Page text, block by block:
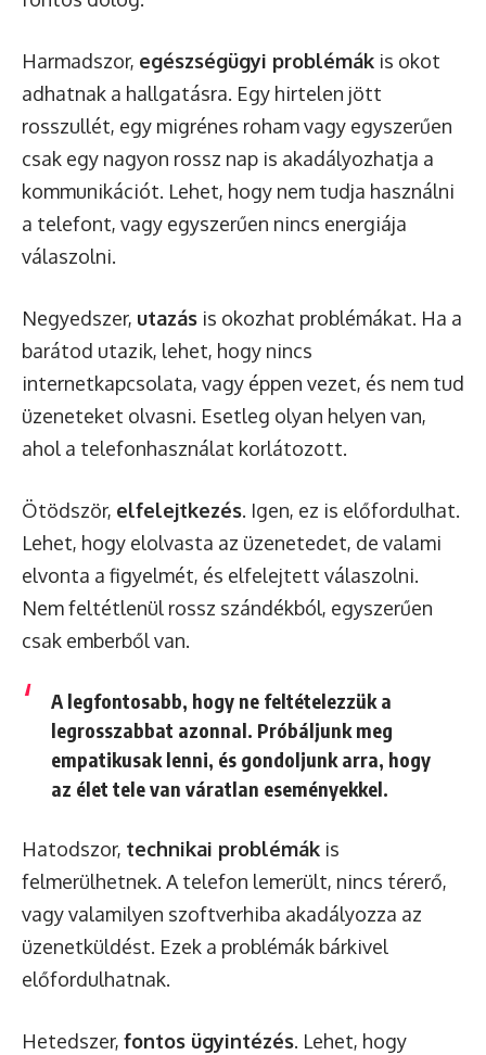
Harmadszor, egészségügyi problémák is okot
adhatnak a hallgatásra. Egy hirtelen jött
rosszullét, egy migrénes roham vagy egyszerűen
csak egy nagyon rossz nap is akadályozhatja a
kommunikációt. Lehet, hogy nem tudja használni
a telefont, vagy egyszerűen nincs energiája
válaszolni.
Negyedszer, utazás is okozhat problémákat. Ha a
barátod utazik, lehet, hogy nincs
internetkapcsolata, vagy éppen vezet, és nem tud
üzeneteket olvasni. Esetleg olyan helyen van,
ahol a telefonhasználat korlátozott.
Ötödször, elfelejtkezés. Igen, ez is előfordulhat.
Lehet, hogy elolvasta az üzenetedet, de valami
elvonta a figyelmét, és elfelejtett válaszolni.
Nem feltétlenül rossz szándékból, egyszerűen
csak emberből van.
A legfontosabb, hogy ne feltételezzük a
legrosszabbat azonnal. Próbáljunk meg
empatikusak lenni, és gondoljunk arra, hogy
az élet tele van váratlan eseményekkel.
Hatodszor, technikai problémák is
felmerülhetnek. A telefon lemerült, nincs térerő,
vagy valamilyen szoftverhiba akadályozza az
üzenetküldést. Ezek a problémák bárkivel
előfordulhatnak.
Hetedszer, fontos ügyintézés. Lehet, hogy